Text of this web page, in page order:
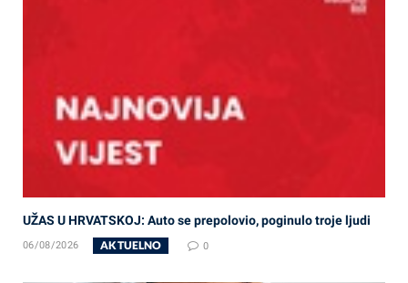
UŽAS U HRVATSKOJ: Auto se prepolovio, poginulo troje ljudi
06/08/2026 AKTUELNO 0